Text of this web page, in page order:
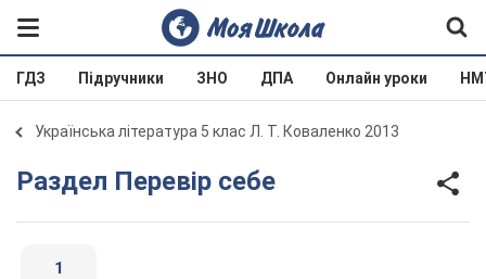
ГДЗ Підручники ЗНО ДПА Онлайн уроки
Українська література 5 клас Л. Т. Коваленко 2013
Раздел Перевір себе
1